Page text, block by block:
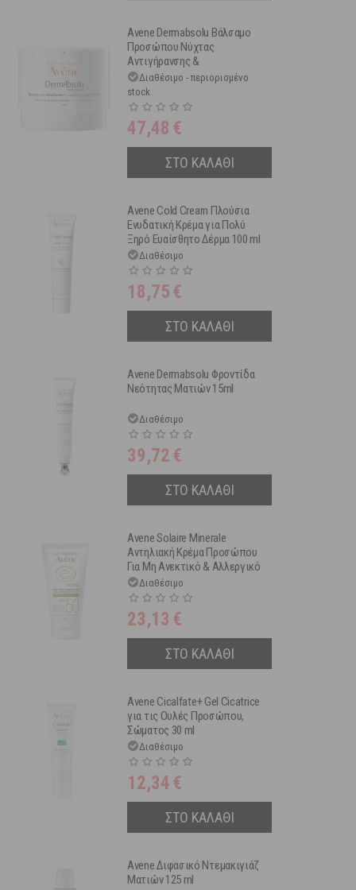
Avene Dermabsolu Βάλσαμο
Προσώπου Νύχτας
Αντιγήρανσης &
Επαναπύκνωσης 40ml
Διαθέσιμο - περιορισμένο
stock
47,48 €
ΣΤΟ ΚΑΛΑΘΙ
Avene Cold Cream Πλούσια
Ενυδατική Κρέμα για Πολύ
Ξηρό Ευαίσθητο Δέρμα 100 ml
Διαθέσιμο
18,75 €
ΣΤΟ ΚΑΛΑΘΙ
Avene Dermabsolu Φροντίδα
Νεότητας Ματιών 15ml
Διαθέσιμο
39,72 €
ΣΤΟ ΚΑΛΑΘΙ
Avene Solaire Minerale
Αντηλιακή Κρέμα Προσώπου
Για Μη Ανεκτικό & Αλλεργικό
Δέρμα Spf50+ 50ml
Διαθέσιμο
23,13 €
ΣΤΟ ΚΑΛΑΘΙ
Avene Cicalfate+ Gel Cicatrice
για τις Ουλές Προσώπου,
Σώματος 30 ml
Διαθέσιμο
12,34 €
ΣΤΟ ΚΑΛΑΘΙ
Avene Διφασικό Ντεμακιγιάζ
Ματιών 125 ml